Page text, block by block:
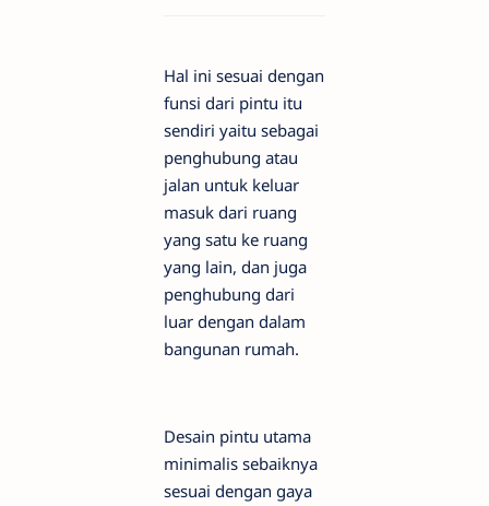
Hal ini sesuai dengan
funsi dari pintu itu
sendiri yaitu sebagai
penghubung atau
jalan untuk keluar
masuk dari ruang
yang satu ke ruang
yang lain, dan juga
penghubung dari
luar dengan dalam
bangunan rumah.
Desain pintu utama
minimalis sebaiknya
sesuai dengan gaya